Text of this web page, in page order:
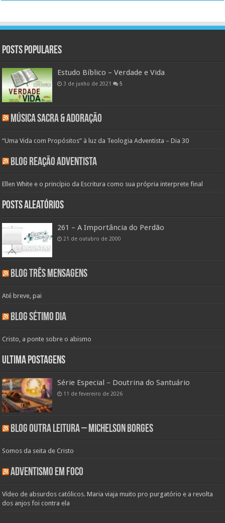
Posts populares
Estudo Bíblico – Verdade e Vida
3 de junho de 2021 5
Música Sacra & Adoração
“Uma Vida com Propósitos” à luz da Teologia Adventista – Dia 30
Blog Reação Adventista
Ellen White e o princípio da Escritura como sua própria interprete final
Posts aleatórios
261 – A Importância do Perdão
21 de outubro de 2000
Blog Três Mensagens
Até breve, pai
Blog Sétimo Dia
Cristo, a ponte sobre o abismo
Ultima Postagens
Série Especial – Doutrina do Santuário
11 de fevereiro de 2026
Blog Outra Leitura – Michelson Borges
Somos da seita de Cristo
Adventismo em Foco
Vídeo de absurdos católicos. Maria viaja muito pro purgatório e a revolta
dos anjos foi contra ela